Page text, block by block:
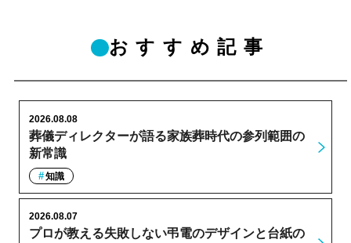
おすすめ記事
葬儀ディレクターが語る家族葬時代の参列範囲の
新常識
2026.08.08
知識
プロが教える失敗しない弔電のデザインと台紙の
2026.08.07